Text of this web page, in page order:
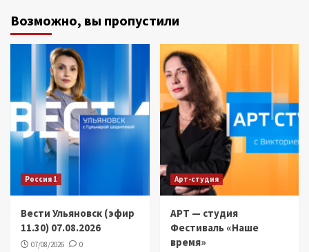
Возможно, вы пропустили
Россия 1
Вести Ульяновск (эфир
11.30) 07.08.2026
07/08/2026 0
Арт-студия
АРТ — студия
Фестиваль «Наше
время»